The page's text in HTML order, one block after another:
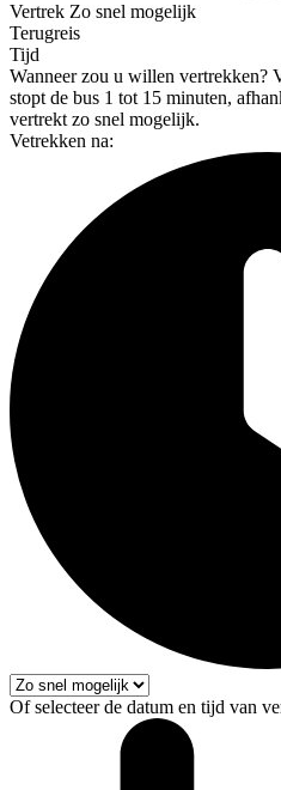
Vertrek Zo snel mogelijk
Terugreis
Tijd
Wanneer zou u willen vertrekken?
stopt de bus 1 tot 15 minuten,
vertrekt zo snel mogelijk.
Vetrekken na:
Of selecteer de datum en tijd van